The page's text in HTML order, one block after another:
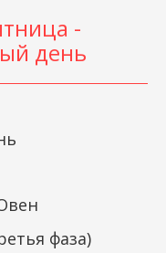
-
день
фаза)